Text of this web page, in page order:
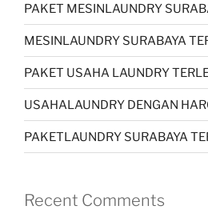
PAKET MESINLAUNDRY
MESINLAUNDRY SURABAYA
PAKET USAHA LAUNDRY
USAHALAUNDRY DENGAN
PAKETLAUNDRY SURABAYA
Recent Comments